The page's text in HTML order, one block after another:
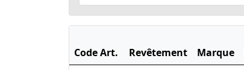
Code Art. Revêtement Marque